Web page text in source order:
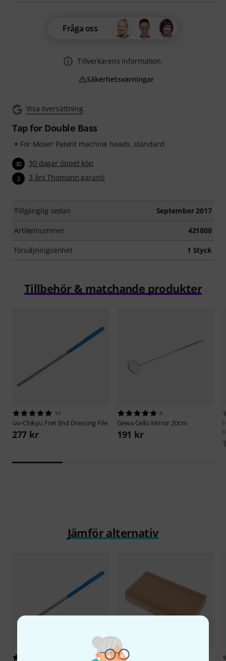
Visa översättning
Tap for Double Bass
For Moser Patent machine heads, standard
30 30 dagar öppet köp
3 3 års Thomann garanti
Tillgänglig sedan September 2017
Artikelnummer 421800
försäljningsenhet 1 Styck
Fråga oss
Tillverkarens information.
Säkerhetsvarningar
Tillbehör & matchande produkter
14
Uo-Chikyu Fret End Dressing File
277 kr
4
Gewa Cello Mirror 20cm
191 kr
Jämför alternativ